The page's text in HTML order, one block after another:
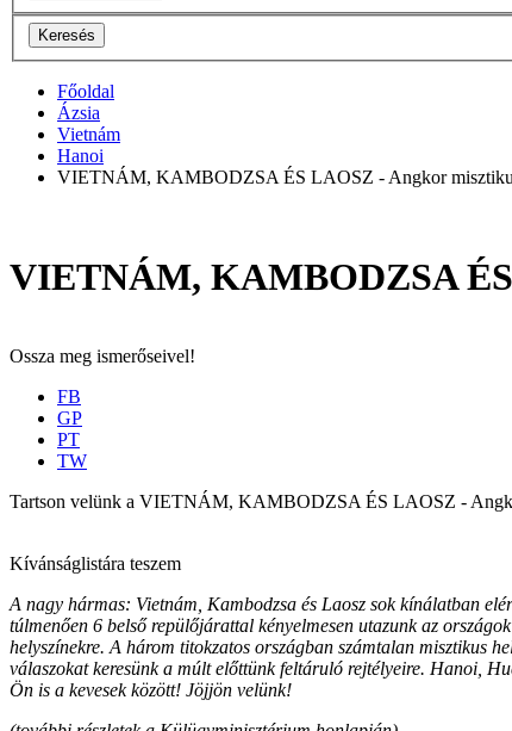
Keresés
Főoldal
Ázsia
Vietnám
Hanoi
VIETNÁM, KAMBODZSA ÉS LAOSZ - Angkor
VIETNÁM, KAMBODZSA
Ossza meg ismerőseivel!
FB
GP
PT
TW
Tartson velünk a VIETNÁM, KAMBODZSA ÉS LAOSZ - Angkor
Kívánságlistára teszem
A nagy hármas: Vietnám, Kambodzsa és Laosz sok kínálatban
túlmenően 6 belső repülőjárattal kényelmesen utazunk az
helyszínekre. A három titokzatos országban számtalan misztikus
válaszokat keresünk a múlt előttünk feltáruló rejtélyeire. Hanoi,
Ön is a kevesek között! Jöjjön velünk!